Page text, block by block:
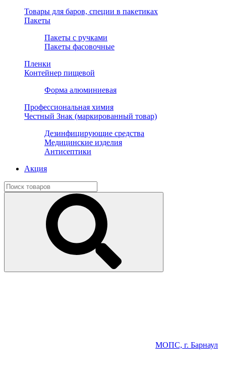
Товары для баров, специи в пакетиках
Пакеты
Пакеты с ручками
Пакеты фасовочные
Пленки
Контейнер пищевой
Форма алюминиевая
Профессиональная химия
Честный Знак (маркированный товар)
Дезинфицирующие средства
Медицинские изделия
Антисептики
Акция
МОПС, г. Барнаул